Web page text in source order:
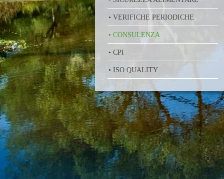
• VERIFICHE PERIODICHE
• CONSULENZA
• CPI
• ISO QUALITY